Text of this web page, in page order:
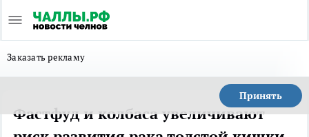
Заказать рекламу
Принять
Фастфуд и колбаса увеличивают